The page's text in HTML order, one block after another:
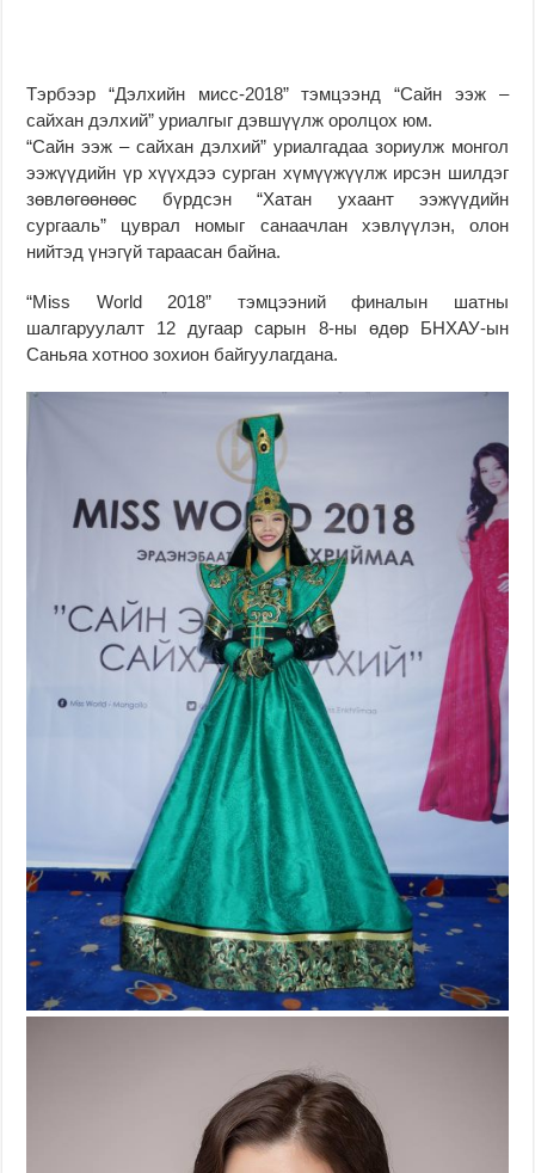
Тэрбээр “Дэлхийн мисс-2018” тэмцээнд “Сайн ээж –
сайхан дэлхий” уриалгыг дэвшүүлж оролцох юм.
“Сайн ээж – сайхан дэлхий” уриалгадаа зориулж монгол
ээжүүдийн үр хүүхдээ сурган хүмүүжүүлж ирсэн шилдэг
зөвлөгөөнөөс бүрдсэн “Хатан ухаант ээжүүдийн
сургааль” цуврал номыг санаачлан хэвлүүлэн, олон
нийтэд үнэгүй тараасан байна.
“Miss World 2018” тэмцээний финалын шатны
шалгаруулалт 12 дугаар сарын 8-ны өдөр БНХАУ-ын
Саньяа хотноо зохион байгуулагдана.